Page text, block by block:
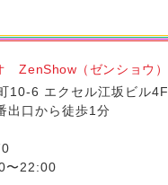
ZenShow（ゼンショウ）
10-6 エクセル江坂ビル4F
出口から徒歩1分
〜22:00